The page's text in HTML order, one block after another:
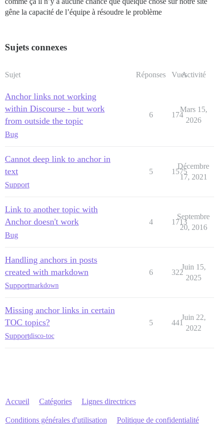
gêne la capacité de l’équipe à résoudre le problème
Sujets connexes
Sujet Réponses VuesActivité
Anchor links not working
within Discourse - but work
from outside the topic
Bug
6 174
Mars 15,
2026
Cannot deep link to anchor in
text
Support
5 1575
Décembre
17, 2021
Link to another topic with
Anchor doesn't work
Bug
4 1713
Septembre
20, 2016
Handling anchors in posts
created with markdown
Supportmarkdown
6 322
Juin 15,
2025
Missing anchor links in certain
TOC topics?
Supportdisco-toc
5 441
Juin 22,
2022
Accueil Catégories Lignes directrices
Conditions générales d'utilisation Politique de confidentialité